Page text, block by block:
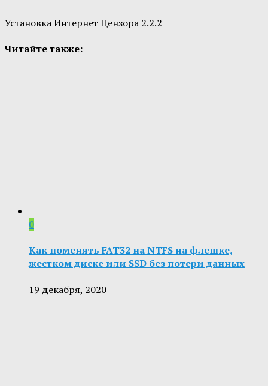
Установка Интернет Цензора 2.2.2
Читайте также:
0
Как поменять FAT32 на NTFS на флешке,
жестком диске или SSD без потери данных
19 декабря, 2020